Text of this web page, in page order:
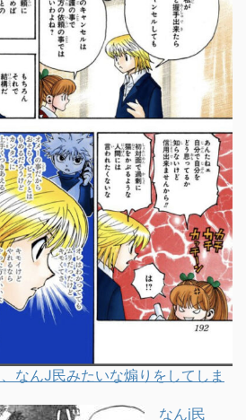
なんJ民みたいな煽りをしてしま
なんj民